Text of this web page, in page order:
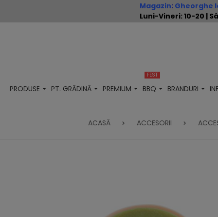
Magazin: Gheorghe
Luni-Vineri: 10-20 |
PRODUSE PT. GRĂDINĂ PREMIUM BBQ
FEST
BRANDURI
ACASĂ ACCESORII